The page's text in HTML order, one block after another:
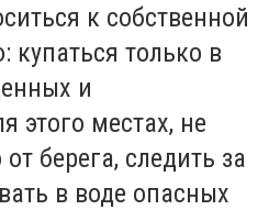
к собственной
только в
и
этого местах, не
берега, следить за
в воде опасных